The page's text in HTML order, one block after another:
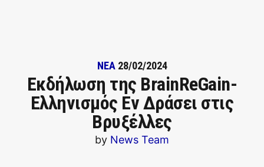
ΝΕΑ 28/02/2024
Εκδήλωση της BrainReGain-
Ελληνισμός Εν Δράσει στις
Βρυξέλλες
by News Team